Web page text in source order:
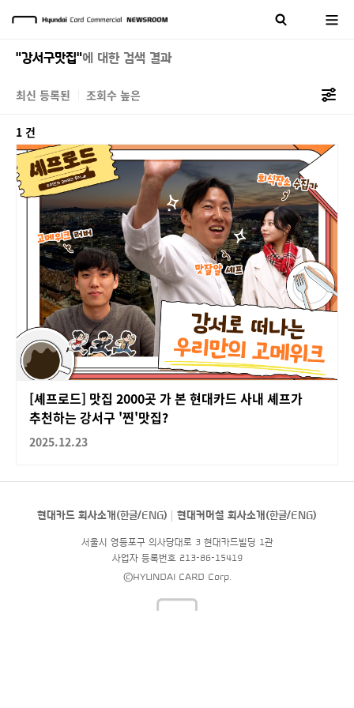
"강서구맛집"에 대한 검색 결과
최신 등록된 조회수 높은
1 건
[셰프로드] 맛집 2000곳 가 본 현대카드 사내 셰프가
추천하는 강서구 '찐'맛집?
2025.12.23
현대카드 회사소개(한글/ENG) 현대커머셜 회사소개(한글/ENG)
서울시 영등포구 의사당대로 3 현대카드빌딩 1관
사업자 등록번호 213-86-15419
©HYUNDAI CARD Corp.